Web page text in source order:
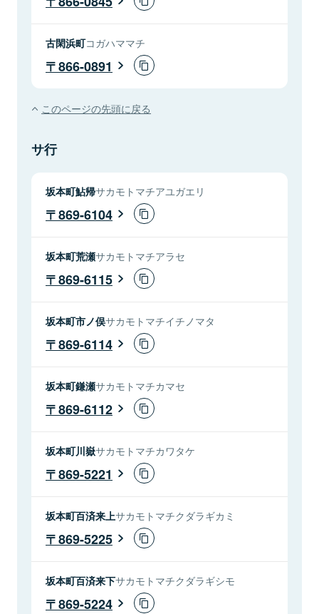
古閑浜町コガハママチ
866-0891
このページの先頭に戻る
サ行
坂本町鮎帰サカモトマチアユガエリ
869-6104
坂本町荒瀬サカモトマチアラセ
869-6115
坂本町市ノ俣サカモトマチイチノマタ
869-6114
坂本町鎌瀬サカモトマチカマセ
869-6112
坂本町川嶽サカモトマチカワタケ
869-5221
坂本町百済来上サカモトマチクダラギカミ
869-5225
坂本町百済来下サカモトマチクダラギシモ
869-5224